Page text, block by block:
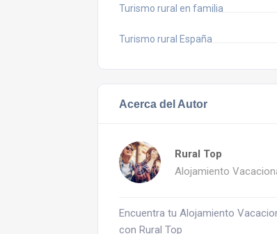
Turismo rural en familia
Turismo rural España
Acerca del Autor
Rural Top
Alojamiento
Encuentra tu Alojamiento
con Rural Top